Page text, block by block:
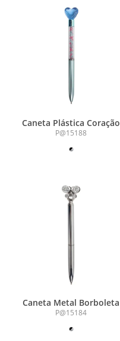
Caneta Plástica Coração
P@15188
Caneta Metal Borboleta
P@15184